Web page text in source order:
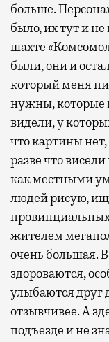
больше.
было, их тут и
шахте
были, они и
который меня
нужны, которые
видели, у
что картины
разве что
как местными
людей рисую,
жителем
очень большая.
здороваются,
улыбаются друг
отзывчивее. А
подъезде и не